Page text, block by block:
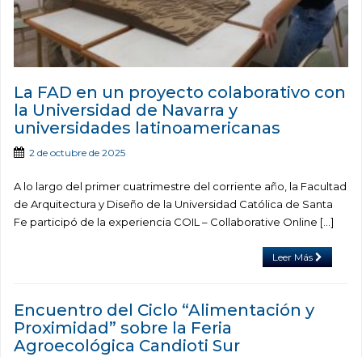
La FAD en un proyecto colaborativo con
la Universidad de Navarra y
universidades latinoamericanas
2 de octubre de 2025
A lo largo del primer cuatrimestre del corriente año, la Facultad
de Arquitectura y Diseño de la Universidad Católica de Santa
Fe participó de la experiencia COIL – Collaborative Online […]
Leer Más
Encuentro del Ciclo “Alimentación y
Proximidad” sobre la Feria
Agroecológica Candioti Sur